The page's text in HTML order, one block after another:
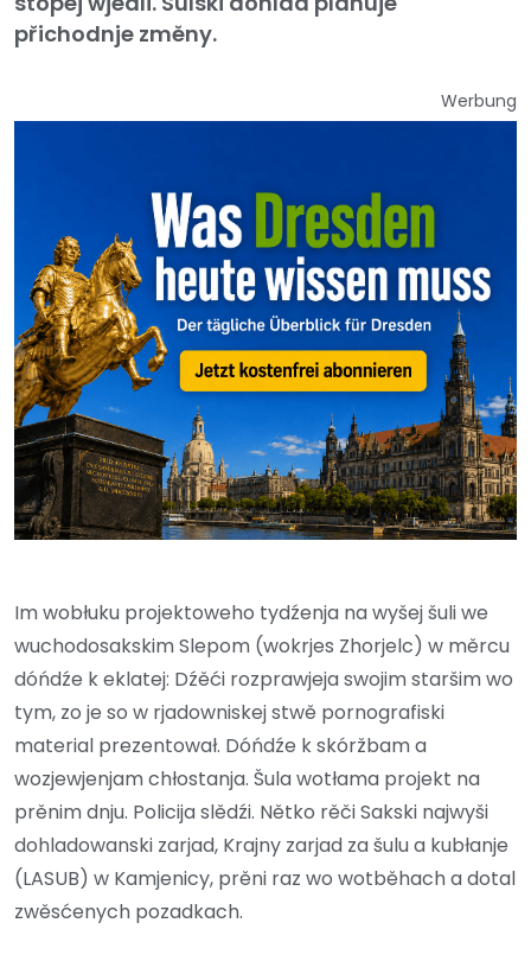
přichodnje změny.
Werbung
Im wobłuku projektoweho tydźenja na wyšej šuli we
wuchodosakskim Slepom (wokrjes Zhorjelc) w měrcu
dóńdźe k eklatej: Dźěći rozprawjeja swojim staršim wo
tym, zo je so w rjadowniskej stwě pornografiski
material prezentował. Dóńdźe k skóržbam a
wozjewjenjam chłostanja. Šula wotłama projekt na
prěnim dnju. Policija slědźi. Nětko rěči Sakski najwyši
dohladowanski zarjad, Krajny zarjad za šulu a kubłanje
(LASUB) w Kamjenicy, prěni raz wo wotběhach a dotal
zwěsćenych pozadkach.